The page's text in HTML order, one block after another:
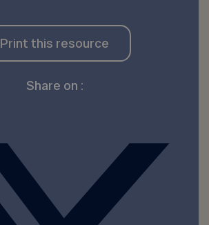
Print this resource
Share on :